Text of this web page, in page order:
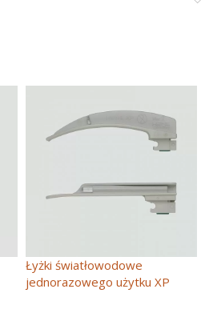
Łyżki światłowodowe
jednorazowego użytku XP